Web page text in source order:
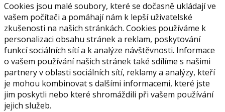
Cookies jsou malé soubory, které se dočasně ukládají ve
vašem počítači a pomáhají nám k lepší uživatelské
zkušenosti na našich stránkách. Cookies používáme k
personalizaci obsahu stránek a reklam, poskytování
funkcí sociálních sítí a k analýze návštěvnosti. Informace
o vašem používání našich stránek také sdílíme s našimi
partnery v oblasti sociálních sítí, reklamy a analýzy, kteří
je mohou kombinovat s dalšími informacemi, které jste
jim poskytli nebo které shromáždili při vašem používání
jejich služeb.